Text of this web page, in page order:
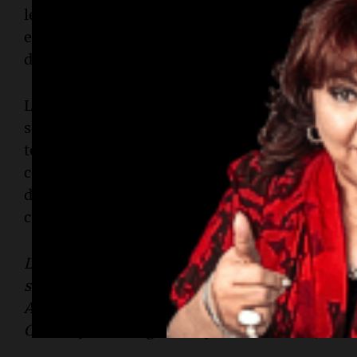
lechuga roja ya tiene un alto nivel de
esta estrategia podría ofrecer una vía
de lechuga con componentes funcionales
Los investigadores también señalaron que la
sensible a las condiciones ambientales, como
temperatura. Dado que las fábricas de plantas
controlar cuidadosamente estos factores, los
desarrollar variedades de lechuga
cultivo en interiores.
La investigación del grupo deEzurarecibió
subvenciones, incluyendo el Programa sobre
Abierta con Empresas, Institutos de
Ciencia y Tecnología de Japón (JSTOPERA,